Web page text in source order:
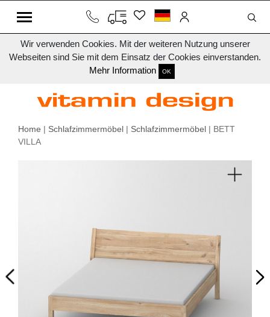
Wir verwenden Cookies. Mit der weiteren Nutzung unserer
Webseiten sind Sie mit dem Einsatz der Cookies einverstanden.
Mehr Information
OK
Home | Schlafzimmermöbel | Schlafzimmermöbel | BETT
VILLA